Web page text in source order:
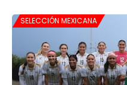
SELECCIÓN MEXICANA